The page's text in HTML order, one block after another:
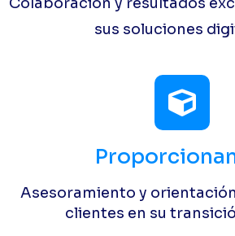
sus soluciones
Asesoramiento y
clientes en su